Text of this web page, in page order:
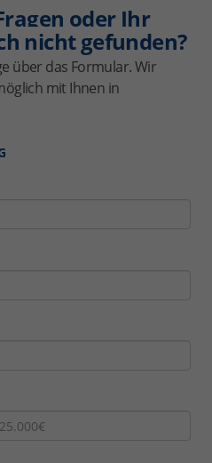
oder Ihr
nicht gefunden?
über das Formular. Wir
mit Ihnen in